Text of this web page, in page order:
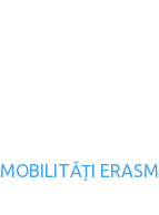
MOBILITĂȚI